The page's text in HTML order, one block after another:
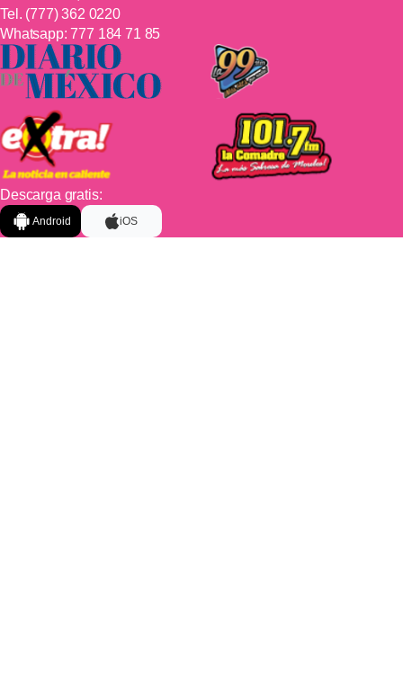
Tel. (777) 362 0220
Whatsapp:777 184 71 85
Descarga gratis:
Android iOS